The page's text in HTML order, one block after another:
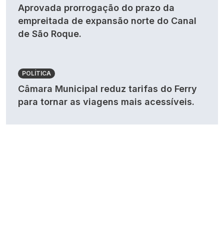
Aprovada prorrogação do prazo da
empreitada de expansão norte do Canal
de São Roque.
POLÍTICA
Câmara Municipal reduz tarifas do Ferry
para tornar as viagens mais acessíveis.